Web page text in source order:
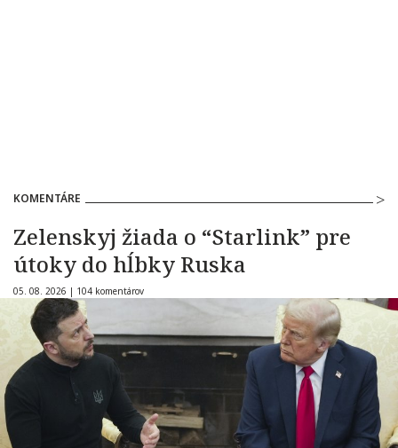
KOMENTÁRE
Zelenskyj žiada o “Starlink” pre
útoky do hĺbky Ruska
05. 08. 2026 | 104 komentárov